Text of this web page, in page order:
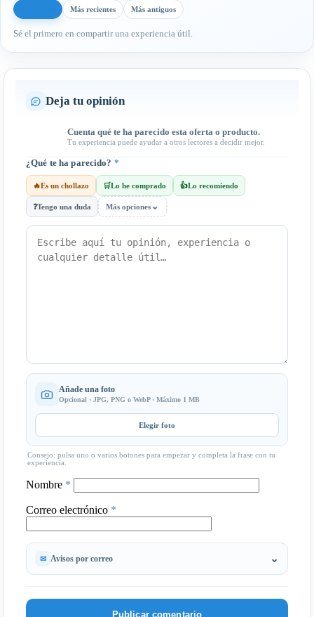
Más recientes Más antiguos
Sé el primero en compartir una experiencia útil.
Deja tu opinión
Cuenta qué te ha parecido esta oferta o producto.
Tu experiencia puede ayudar a otros lectores a decidir mejor.
¿Qué te ha parecido? *
🔥Es un chollazo 🛒Lo he comprado 👍Lo recomiendo
❓Tengo una duda Más opciones ⌄
Añade una foto
Opcional · JPG, PNG o WebP · Máximo 1 MB
Elegir foto
Consejo: pulsa uno o varios botones para empezar y completa la frase con tu
experiencia.
Nombre *
Correo electrónico *
Avisos por correo